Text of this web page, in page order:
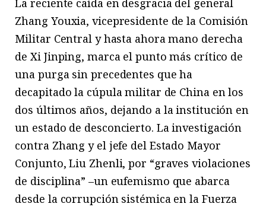
La reciente caída en desgracia del general
Zhang Youxia, vicepresidente de la Comisión
Militar Central y hasta ahora mano derecha
de Xi Jinping, marca el punto más crítico de
una purga sin precedentes que ha
decapitado la cúpula militar de China en los
dos últimos años, dejando a la institución en
un estado de desconcierto. La investigación
contra Zhang y el jefe del Estado Mayor
Conjunto, Liu Zhenli, por “graves violaciones
de disciplina” –un eufemismo que abarca
desde la corrupción sistémica en la Fuerza